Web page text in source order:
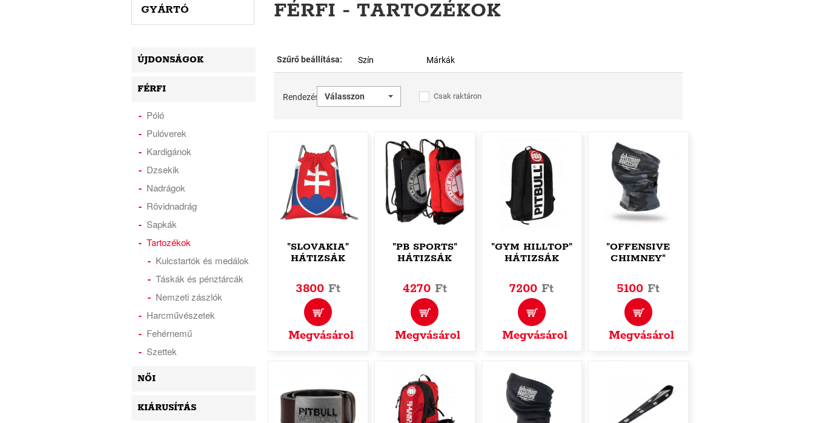
FÉRFI - TARTOZÉKOK
Szűrő beállítása: Szín Márkák
Rendezés Válasszon Csak raktáron
"SLOVAKIA"
HÁTIZSÁK
3800 Ft
Megvásárol
"PB SPORTS"
HÁTIZSÁK
4270 Ft
Megvásárol
"GYM HILLTOP"
HÁTIZSÁK
7200 Ft
Megvásárol
"OFFENSIVE
CHIMNEY"
CSŐSÁL
5100 Ft
Megvásárol
GYÁRTÓ
ÚJDONSÁGOK
FÉRFI
Póló
Pulóverek
Kardigánok
Dzsekik
Nadrágok
Rövidnadrág
Sapkák
Tartozékok
Kulcstartók és medálok
Táskák és pénztárcák
Nemzeti zászlók
Harcművészetek
Fehérnemű
Szettek
NŐI
KIÁRUSÍTÁS